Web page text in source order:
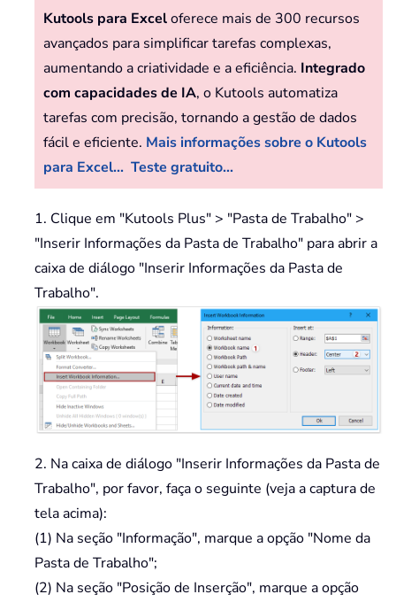
Kutools para Exceloferece mais de 300 recursos
avançados para simplificar tarefas complexas,
aumentando a criatividade e a eficiência. Integrado
com capacidades de IA, o Kutools automatiza
tarefas com precisão, tornando a gestão de dados
fácil e eficiente. Mais informações sobre o Kutools
para Excel... Teste gratuito...
1. Clique em "Kutools Plus" > "Pasta de Trabalho" >
"Inserir Informações da Pasta de Trabalho" para abrir a
caixa de diálogo "Inserir Informações da Pasta de
Trabalho".
2. Na caixa de diálogo "Inserir Informações da Pasta de
Trabalho", por favor, faça o seguinte (veja a captura de
tela acima):
(1) Na seção "Informação", marque a opção "Nome da
Pasta de Trabalho";
(2) Na seção "Posição de Inserção", marque a opção